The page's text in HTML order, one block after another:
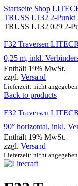
Startseite Shop
TRUSS LT32 2-Punkt
TRUSS LT32 029 2-
F32 Traversen
0,25 m, inkl.
Enthält 19% MwSt.
zzgl. Versand
Lieferzeit: nicht angegeben
Back to products
F32 Traversen
90° horizontal, inkl.
Enthält 19% MwSt.
zzgl. Versand
Lieferzeit: nicht angegeben